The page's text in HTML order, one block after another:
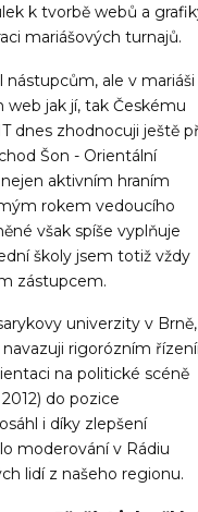
k tvorbě webů a
mariášových turnajů.
ale v mariáši
web jak jí, tak Českému
dnes zhodnocuji ještě
Šon - Orientální
aktivním hraním
rokem vedoucího
však spíše vyplňuje
školy jsem totiž vždy
zástupcem.
univerzity v Brně,
rigorózním
na politické scéně
do pozice
i díky zlepšení
moderování v Rádiu
lidí z našeho regionu.